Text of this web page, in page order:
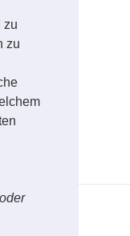
zu
zu
Dienst e.V.